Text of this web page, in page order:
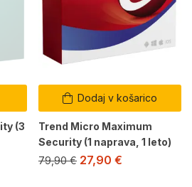
(3
Dodaj v košarico
Trend Micro Maximum
Security (1 naprava, 1 leto)
79,90€ 27,90 €